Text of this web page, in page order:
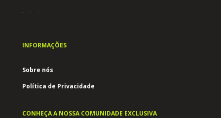
INFORMAÇÕES
Política de Privacidade